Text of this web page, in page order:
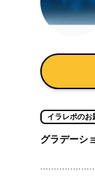
イラレポのお
グラデーシ